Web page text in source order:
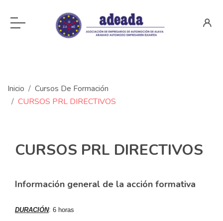
Inicio
Cursos De Formación
CURSOS PRL DIRECTIVOS
CURSOS PRL DIRECTIVOS
Información general de la acción formativa
DURACIÓN: 6 horas